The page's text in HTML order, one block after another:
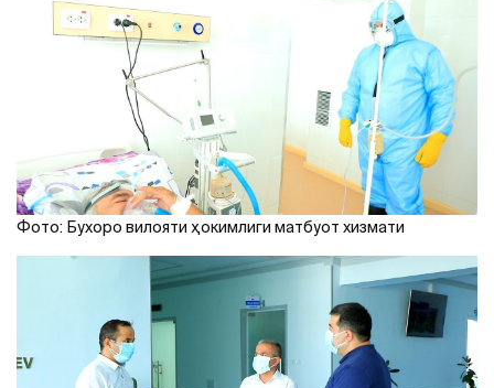
Фото: Бухоро вилояти ҳокимлиги матбуот хизмати